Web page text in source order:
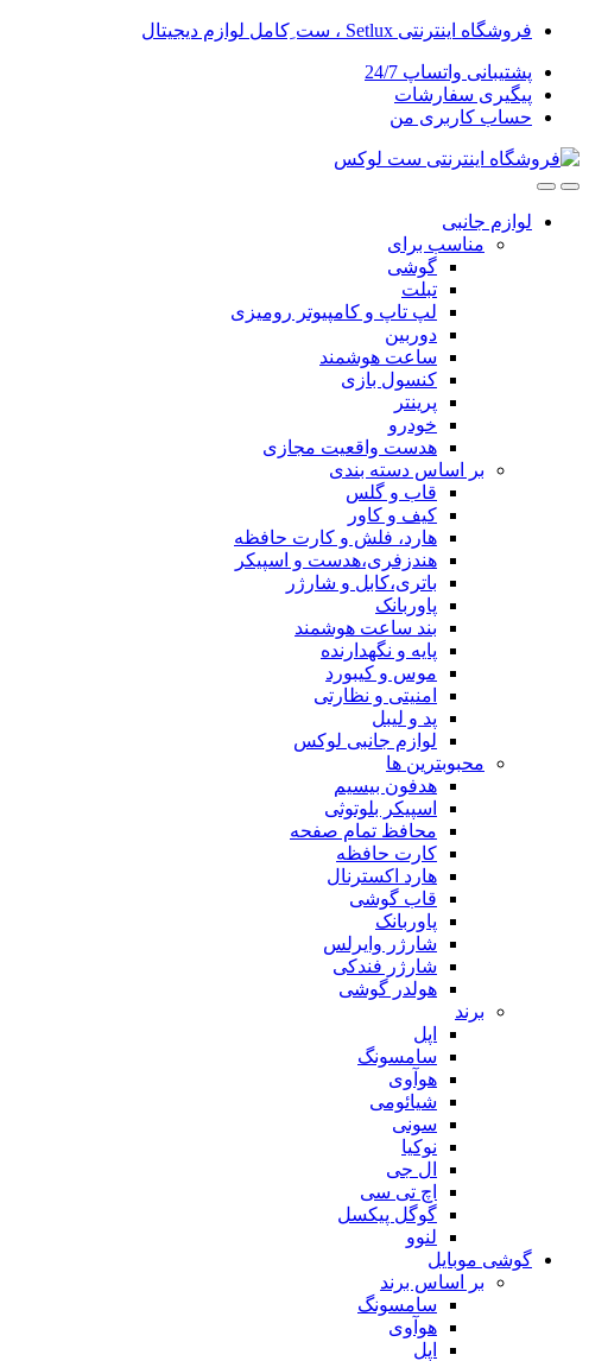
Skip
navigation
Skip
content
فروشگاه اینترنتی Setlux ، ست ِکامل لوازم دیجیتال
پشتیبانی واتساپ 24/7
پیگیری سفارشات
حساب کاربری من
لوازم جانبی
مناسب برای
گوشی
تبلت
لپ تاپ و کامپیوتر رومیزی
دوربین
ساعت هوشمند
کنسول بازی
پرینتر
خودرو
هدست واقعیت مجازی
بر اساس دسته بندی
قاب و گلس
کیف و کاور
هارد، فلش و کارت حافظه
هندزفری،هدست و اسپیکر
باتری،کابل و شارژر
پاوربانک
بند ساعت هوشمند
پایه و نگهدارنده
موس و کیبورد
امنیتی و نظارتی
پد و لیبل
لوازم جانبی لوکس
محبوبترین ها
هدفون بیسیم
اسپیکر بلوتوثی
محافظ تمام صفحه
کارت حافظه
هارد اکسترنال
قاب گوشی
پاوربانک
شارژر وایرلس
شارژر فندکی
هولدر گوشی
برند
اپل
سامسونگ
هوآوی
شیائومی
سونی
نوکیا
ال جی
اچ تی سی
گوگل پیکسل
لنوو
گوشی موبایل
بر اساس برند
سامسونگ
هوآوی
اپل